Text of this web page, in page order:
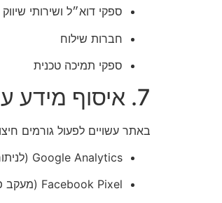
ספקי דוא״ל ושירותי שיווק
חברות שילוח
ספקי תמיכה טכנית
7. איסוף מידע על ידי צדדים שלישיים
באתר עשויים לפעול גורמים
Google Analytics (לניתוח התנהגות גלישה)
Facebook Pixel (מעקב פרסומי)